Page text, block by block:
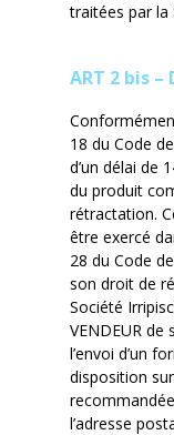
traitées par la
ART 2 bis
18 du Code
d’un délai de
du produit
rétractation.
être exercé
28 du Code
son droit de
Société
VENDEUR
l’envoi d’un
disposition
l’adresse